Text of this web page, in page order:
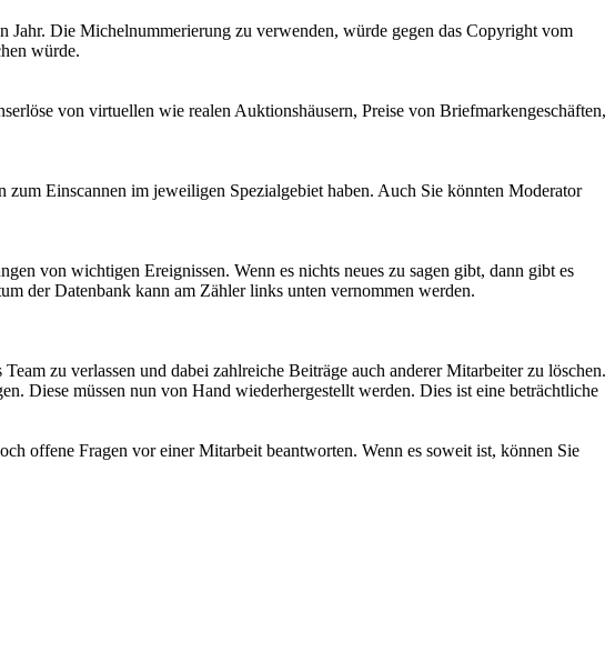
Die Michelnummerierung zu verwenden, würde gegen das Copyright vom
würde.
von virtuellen wie realen Auktionshäusern, Preise von Briefmarkengeschäften,
Einscannen im jeweiligen Spezialgebiet haben. Auch Sie könnten Moderator
von wichtigen Ereignissen. Wenn es nichts neues zu sagen gibt, dann gibt es
der Datenbank kann am Zähler links unten vernommen werden.
zu verlassen und dabei zahlreiche Beiträge auch anderer Mitarbeiter zu löschen.
Diese müssen nun von Hand wiederhergestellt werden. Dies ist eine beträchtliche
offene Fragen vor einer Mitarbeit beantworten. Wenn es soweit ist, können Sie